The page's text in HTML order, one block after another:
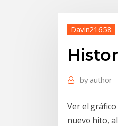
Davin21658
by author
Ver el
nuevo hito,